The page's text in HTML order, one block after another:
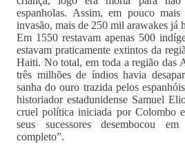
espanholas. Assim, em pouco
invasão, mais de 250 mil arawakes já
Em 1550 restavam apenas 500
estavam praticamente extintos da
Haiti. No total, em toda a região das
três milhões de índios havia
sanha do ouro trazida pelos
historiador estadunidense Samuel
cruel política iniciada por Colombo
seus sucessores desembocou
completo”.